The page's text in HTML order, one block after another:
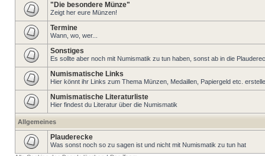
"Die besondere Münze"
Zeigt her eure Münzen!
Termine
Wann, wo, wer...
Sonstiges
Es sollte aber noch mit Numismatik zu tun haben, sonst ab in die
Numismatische Links
Hier könnt ihr Links zum Thema Münzen, Medaillen, Papiergeld etc.
Numismatische Literaturliste
Hier findest du Literatur über die Numismatik
Allgemeines
Plauderecke
Was sonst noch so zu sagen ist und nicht mit Numismatik zu tun hat